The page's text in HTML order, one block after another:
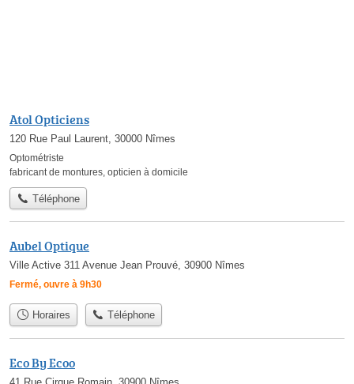
Atol Opticiens
120 Rue Paul Laurent, 30000 Nîmes
Optométriste
fabricant de montures, opticien à domicile
Téléphone
Aubel Optique
Ville Active 311 Avenue Jean Prouvé, 30900 Nîmes
Fermé, ouvre à 9h30
Horaires Téléphone
Eco By Ecoo